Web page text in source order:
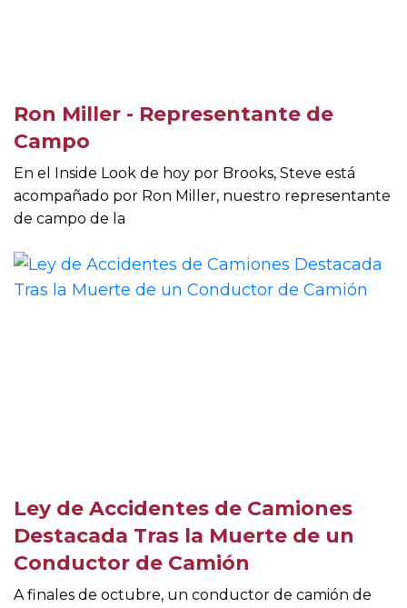
Ron Miller - Representante de
Campo
En el Inside Look de hoy por Brooks, Steve está
acompañado por Ron Miller, nuestro representante
de campo de la
Ley de Accidentes de Camiones
Destacada Tras la Muerte de un
Conductor de Camión
A finales de octubre, un conductor de camión de